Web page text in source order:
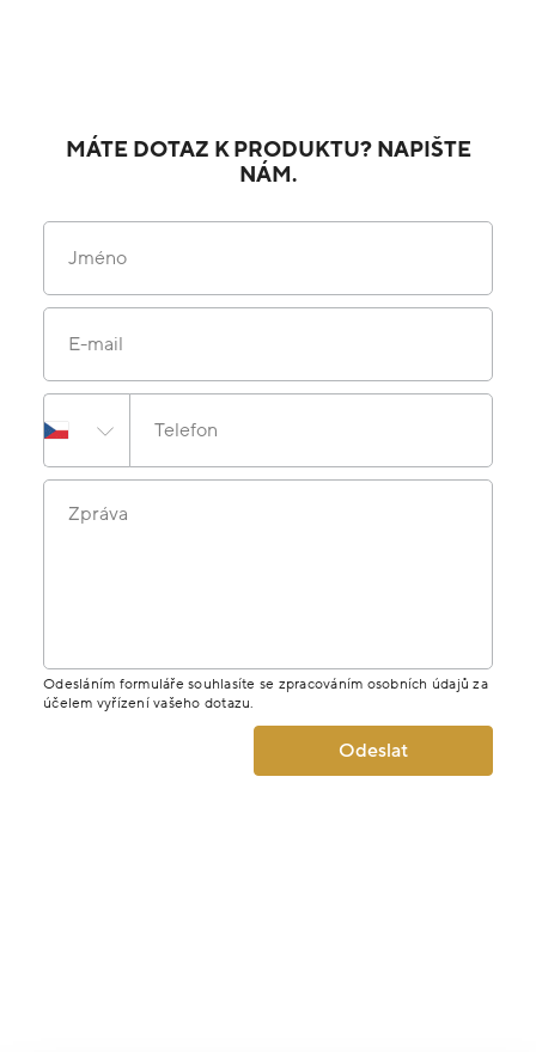
MÁTE DOTAZ K PRODUKTU? NAPIŠTE
NÁM.
Jméno
E-mail
Telefon
Zpráva
Odesláním formuláře souhlasíte se zpracováním osobních údajů za
účelem vyřízení vašeho dotazu.
Odeslat